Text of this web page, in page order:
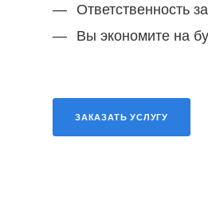
Ответственность
Вы экономите на
ЗАКАЗАТЬ УСЛУГУ